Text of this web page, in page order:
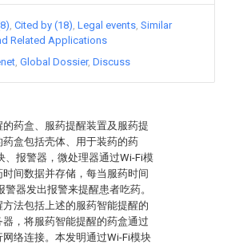
药盒、服药提醒装置及服药提
盒包括壳体、用于装药的药
、报警器，微处理器通过Wi-Fi模
间数据并存储，每当服药时间
器发出报警来提醒患者吃药。
法包括上述的服药智能提醒的
，将服药智能提醒的药盒通过
络连接。本发明通过Wi-Fi模块
Cited by (18) Legal events Similar
Related Applications
Global Dossier Discuss